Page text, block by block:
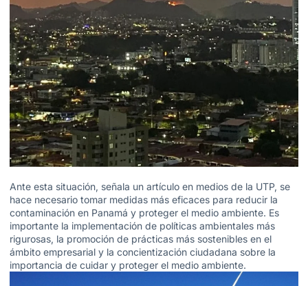
Ante esta situación, señala un artículo en medios de la UTP, se
hace necesario tomar medidas más eficaces para reducir la
contaminación en Panamá y proteger el medio ambiente. Es
importante la implementación de políticas ambientales más
rigurosas, la promoción de prácticas más sostenibles en el
ámbito empresarial y la concientización ciudadana sobre la
importancia de cuidar y proteger el medio ambiente.